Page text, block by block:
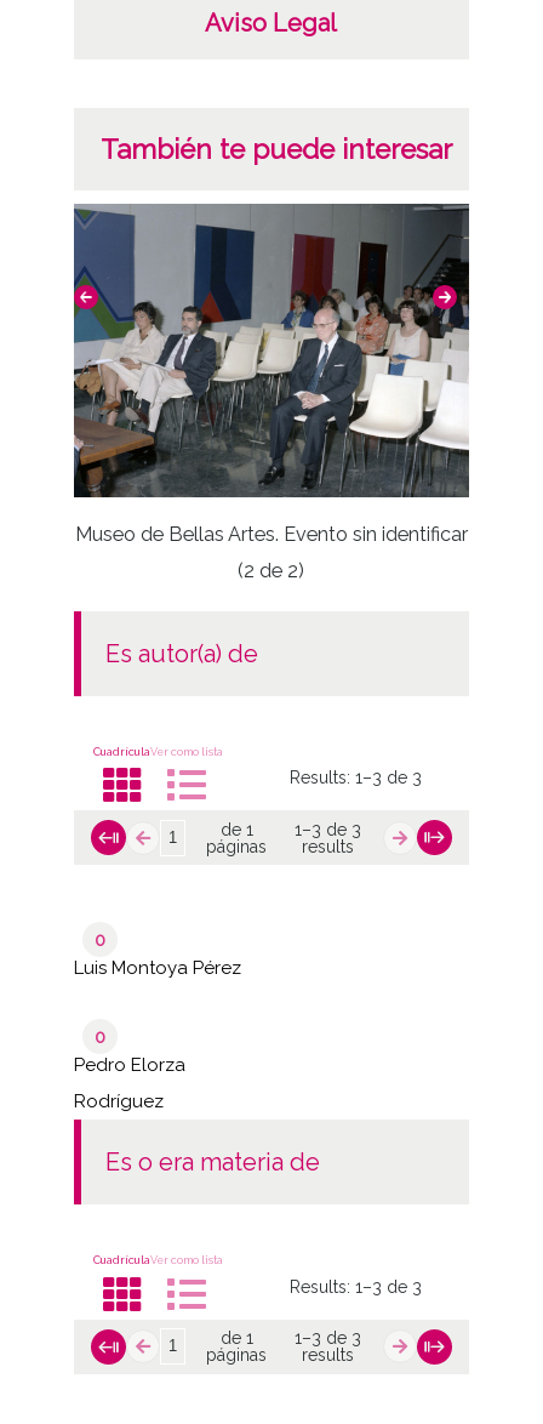
Licencia de las imágenes
Aviso Legal
También te puede interesar
Museo de Bellas Artes. Evento sin identificar
(2 de 2)
es autor(a) de
CuadrículaVer como lista
Results:1–3 de 3
de 1
páginas
1–3 de 3
results
0
Luis Montoya Pérez
0
Pedro Elorza
Rodríguez
es o era materia de
CuadrículaVer como lista
Results:1–3 de 3
de 1
páginas
1–3 de 3
results